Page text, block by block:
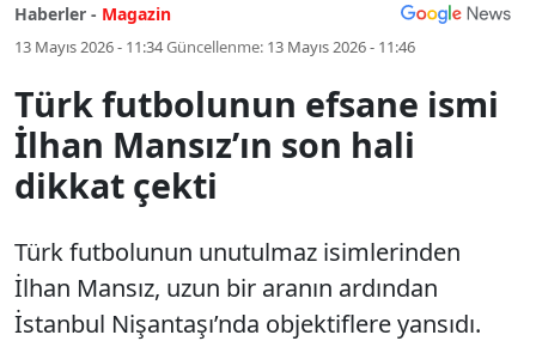
Haberler - Magazin
13 Mayıs 2026 - 11:34Güncellenme: 13 Mayıs 2026 - 11:46
Türk futbolunun efsane ismi
İlhan Mansız’ın son hali
dikkat çekti
Türk futbolunun unutulmaz isimlerinden
İlhan Mansız, uzun bir aranın ardından
İstanbul Nişantaşı’nda objektiflere yansıdı.